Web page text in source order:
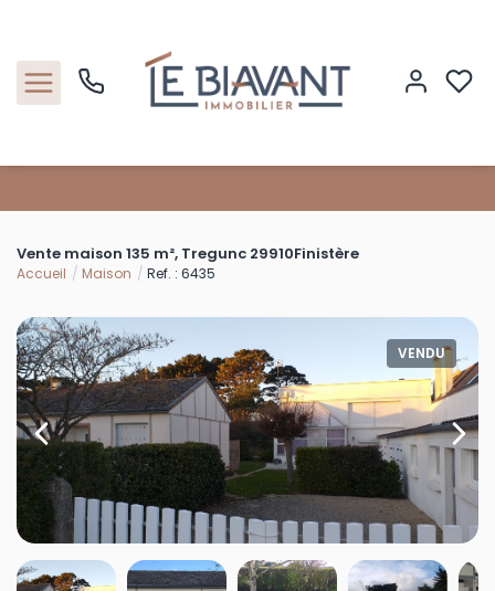
Nos biens
Estimation
Nos agences
Contact
Vente maison 135 m², Tregunc 29910Finistère
Accueil Maison Ref. : 6435
VENDU